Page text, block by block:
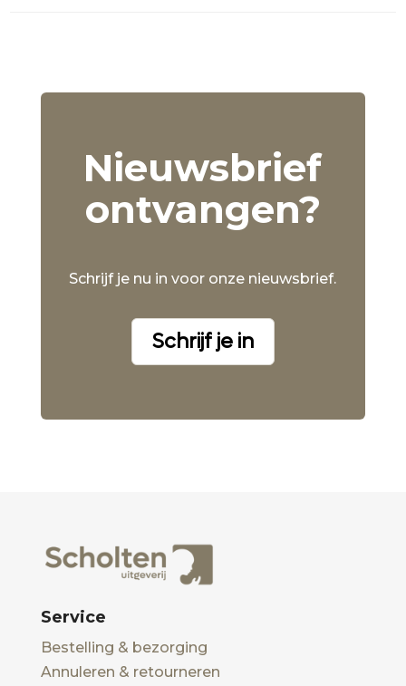
Nieuwsbrief
ontvangen?
Schrijf je nu in voor onze nieuwsbrief.
Schrijf je in
Service
Bestelling & bezorging
Annuleren & retourneren